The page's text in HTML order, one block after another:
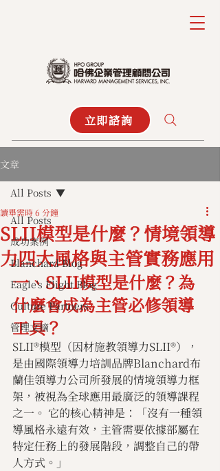
立即諮詢
文章
All Posts
成功案例
Blanchard Blog
Eagle's Flight Blog
Culture Partners
管理文摘
All Posts
SLII模型是什麼？情境領導
力四大風格與主管實務應用
讀畢需時 6 分鐘
一、SLII模型是什麼？為
什麼會成為主管必修領導
工具？
SLII®模型（因材施教領導力SLII®），
是由國際領導力培訓品牌Blanchard布
蘭佳領導力公司所發展的情境領導力框
架，被視為全球應用最廣泛的領導課程
之一。 它的核心精神是：「沒有一種領
導風格永遠有效，主管需要依據部屬在
特定任務上的發展階段，調整自己的帶
人方式。」